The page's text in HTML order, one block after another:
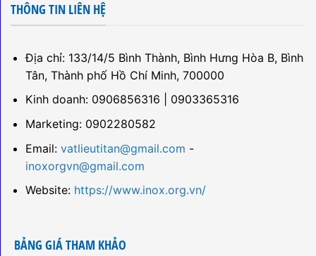
THÔNG TIN LIÊN HỆ
Địa chỉ: 133/14/5 Bình Thành, Bình Hưng Hòa B, Bình
Tân, Thành phố Hồ Chí Minh, 700000
Kinh doanh: 0906856316 | 0903365316
Marketing: 0902280582
Email: vatlieutitan@gmail.com -
inoxorgvn@gmail.com
Website: https://www.inox.org.vn/
BẢNG GIÁ THAM KHẢO